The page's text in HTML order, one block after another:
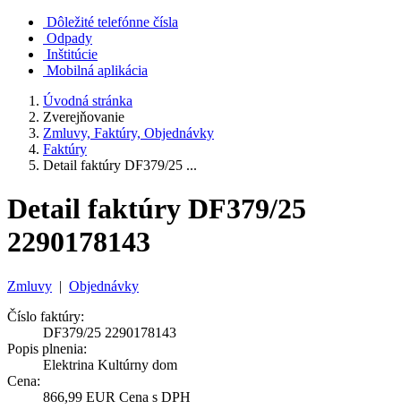
Dôležité telefónne čísla
Odpady
Inštitúcie
Mobilná aplikácia
Úvodná stránka
Zverejňovanie
Zmluvy, Faktúry, Objednávky
Faktúry
Detail faktúry DF379/25 ...
Detail faktúry DF379/25
2290178143
Zmluvy | Objednávky
Číslo faktúry:
DF379/25 2290178143
Popis plnenia:
Elektrina Kultúrny dom
Cena:
866,99 EUR Cena s DPH